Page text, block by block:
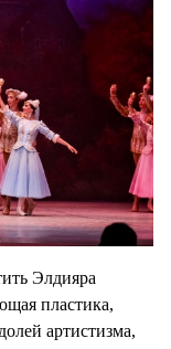
Элдияра
пластика,
артистизма,